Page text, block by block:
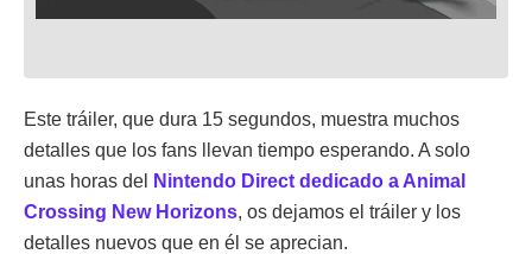
Este tráiler, que dura 15 segundos, muestra muchos
detalles que los fans llevan tiempo esperando. A solo
unas horas del
Nintendo Direct dedicado a Animal
Crossing New Horizons, os dejamos el tráiler y los
detalles nuevos que en él se aprecian.